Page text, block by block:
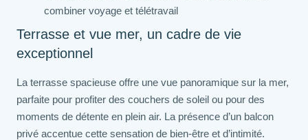
combiner voyage et télétravail
Terrasse et vue mer, un cadre de vie
exceptionnel
La terrasse spacieuse offre une vue panoramique sur la mer,
parfaite pour profiter des couchers de soleil ou pour des
moments de détente en plein air. La présence d’un balcon
privé accentue cette sensation de bien-être et d’intimité.